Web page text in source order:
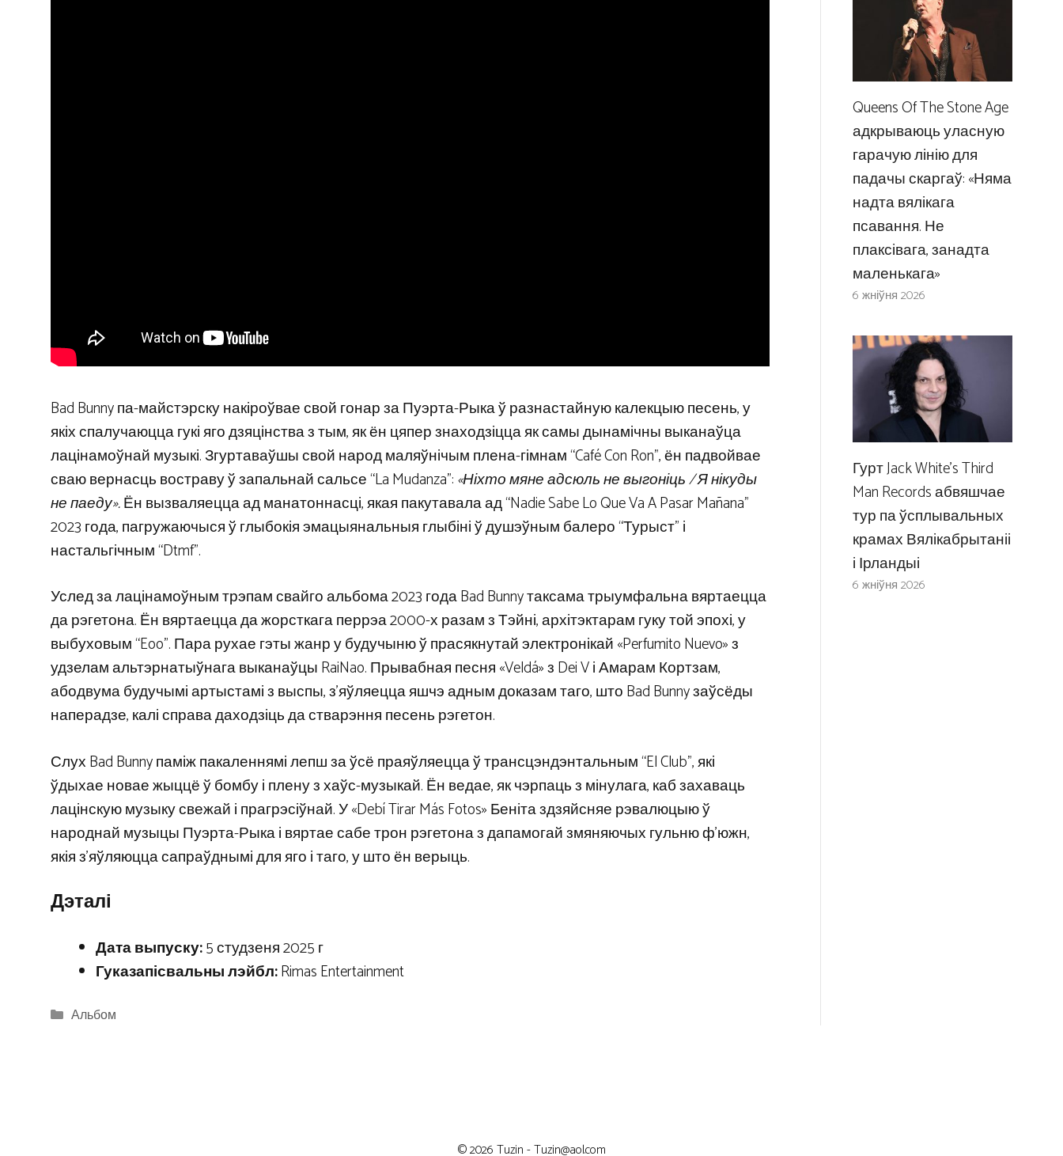
Bad Bunny па-майстэрску накіроўвае свой гонар за Пуэрта-Рыка ў разнастайную калекцыю песень, у
якіх спалучаюцца гукі яго дзяцінства з тым, як ён цяпер знаходзіцца як самы дынамічны выканаўца
лацінамоўнай музыкі. Згуртаваўшы свой народ маляўнічым плена-гімнам “Café Con Ron”, ён падвойвае
сваю вернасць востраву ў запальнай сальсе “La Mudanza”:«Ніхто мяне адсюль не выгоніць / Я нікуды
не паеду».Ён вызваляецца ад манатоннасці, якая пакутавала ад “Nadie Sabe Lo Que Va A Pasar Mañana”
2023 года, пагружаючыся ў глыбокія эмацыянальныя глыбіні ў душэўным балеро “Турыст” і
настальгічным “Dtmf”.
Услед за лацінамоўным трэпам свайго альбома 2023 года Bad Bunny таксама трыумфальна вяртаецца
да рэгетона. Ён вяртаецца да жорсткага перрэа 2000-х разам з Тэйні, архітэктарам гуку той эпохі, у
выбуховым “Eoo”. Пара рухае гэты жанр у будучыню ў прасякнутай электронікай «Perfumito Nuevo» з
удзелам альтэрнатыўнага выканаўцы RaiNao. Прывабная песня «Veldá» з Dei V і Амарам Кортзам,
абодвума будучымі артыстамі з выспы, з’яўляецца яшчэ адным доказам таго, што Bad Bunny заўсёды
наперадзе, калі справа даходзіць да стварэння песень рэгетон.
Слух Bad Bunny паміж пакаленнямі лепш за ўсё праяўляецца ў трансцэндэнтальным “El Club”, які
ўдыхае новае жыццё ў бомбу і плену з хаўс-музыкай. Ён ведае, як чэрпаць з мінулага, каб захаваць
лацінскую музыку свежай і прагрэсіўнай. У «Debí Tirar Más Fotos» Беніта здзяйсняе рэвалюцыю ў
народнай музыцы Пуэрта-Рыка і вяртае сабе трон рэгетона з дапамогай змяняючых гульню ф’южн,
якія з’яўляюцца сапраўднымі для яго і таго, у што ён верыць.
Дэталі
Дата выпуску:5 студзеня 2025 г
Гуказапісвальны лэйбл:Rimas Entertainment
Categories
Альбом
Queens Of The Stone Age
адкрываюць уласную
гарачую лінію для
падачы скаргаў: «Няма
надта вялікага
псавання. Не
плаксівага, занадта
маленькага»
6 жніўня 2026
Гурт Jack White’s Third
Man Records абвяшчае
тур па ўсплывальных
крамах Вялікабрытаніі
і Ірландыі
6 жніўня 2026
© 2026 Tuzin -Tuzin@aol.com